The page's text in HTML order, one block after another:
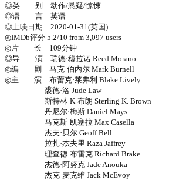
◎类 别 动作/悬疑/惊悚
◎语 言 英语
◎上映日期 2020-01-31(英国)
◎IMDb评分 5.2/10 from 3,097 users
◎片 长 109分钟
◎导 演 瑞德·穆拉诺 Reed Morano
◎编 剧 马克·伯内尔 Mark Burnell
◎主 演 布蕾克·莱弗利 Blake Lively
裘德·洛 Jude Law
斯特林·K·布朗 Sterling K. Brown
丹尼尔·梅斯 Daniel Mays
马克斯·凯塞拉 Max Casella
杰夫·贝尔 Geoff Bell
拉扎·杰夫里 Raza Jaffrey
理查德·布雷克 Richard Brake
杰德·阿努克 Jade Anouka
杰克·麦克维 Jack McEvoy